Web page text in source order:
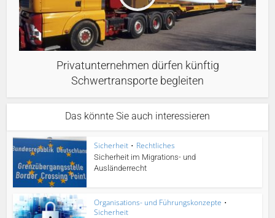
Privatunternehmen dürfen künftig
Schwertransporte begleiten
Das könnte Sie auch interessieren
Sicherheit • Rechtliches
Sicherheit im Migrations- und
Ausländerrecht
Organisations- und Führungskonzepte •
Sicherheit